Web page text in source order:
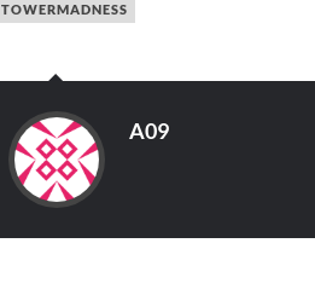
TOWERMADNESS
A09